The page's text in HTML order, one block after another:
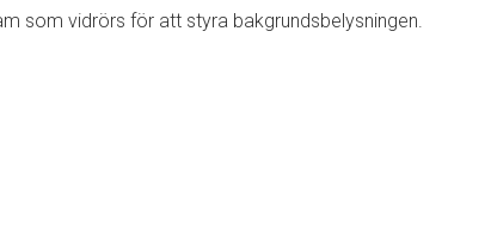
som vidrörs för att styra bakgrundsbelysningen.